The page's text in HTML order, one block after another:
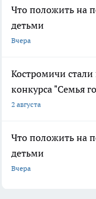
Что положить на
детьми
Вчера
Костромичи стали
конкурса "Семья
2 августа
Что положить на
детьми
Вчера